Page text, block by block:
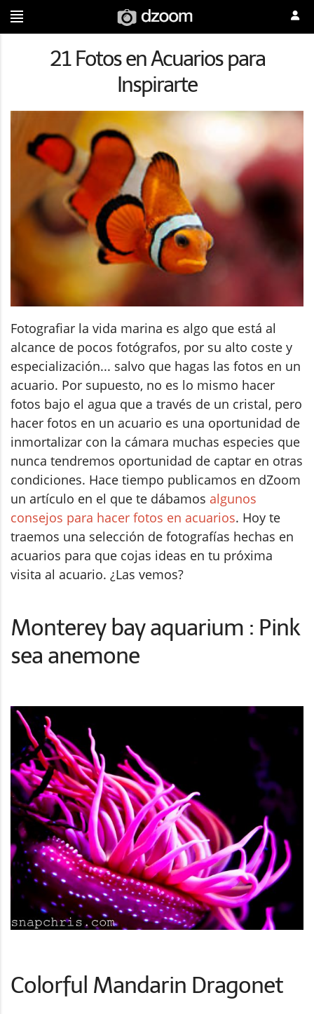
21 Fotos en Acuarios para
Inspirarte
Fotografiar la vida marina es algo que está al
alcance de pocos fotógrafos, por su alto coste y
especialización... salvo que hagas las fotos en un
acuario. Por supuesto, no es lo mismo hacer
fotos bajo el agua que a través de un cristal, pero
hacer fotos en un acuario es una oportunidad de
inmortalizar con la cámara muchas especies que
nunca tendremos oportunidad de captar en otras
condiciones. Hace tiempo publicamos en dZoom
un artículo en el que te dábamos algunos
consejos para hacer fotos en acuarios. Hoy te
traemos una selección de fotografías hechas en
acuarios para que cojas ideas en tu próxima
visita al acuario. ¿Las vemos?
Monterey bay aquarium : Pink
sea anemone
Colorful Mandarin Dragonet